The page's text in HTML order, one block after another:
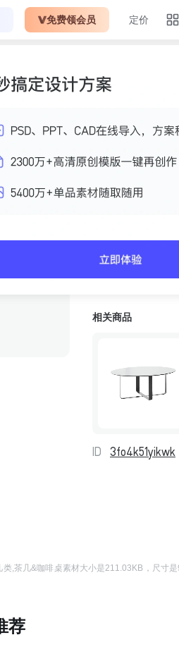
免费领会员 定价
格式
相关商品
ID 3fo4k51yikwk
类,茶几&咖啡桌素材大小是211.03KB ，尺寸是
荐